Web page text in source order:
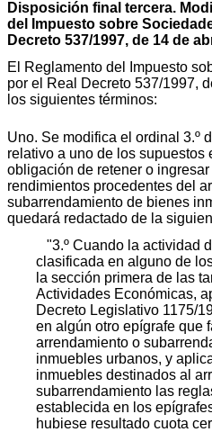
Disposición final tercera.
del Impuesto sobre
Decreto 537/1997, de 14 de
El Reglamento del Impuesto
por el Real Decreto 537/1997,
los siguientes términos:
Uno. Se modifica el ordinal 3.º
relativo a uno de los supuestos
obligación de retener o
rendimientos procedentes del
subarrendamiento de bienes
quedará redactado de la
"3.º Cuando la actividad
clasificada en alguno de
la sección primera de las
Actividades Económicas,
Decreto Legislativo 1175/
en algún otro epígrafe que
arrendamiento o
inmuebles urbanos, y
inmuebles destinados al
subarrendamiento las
establecida en los
hubiese resultado cuota